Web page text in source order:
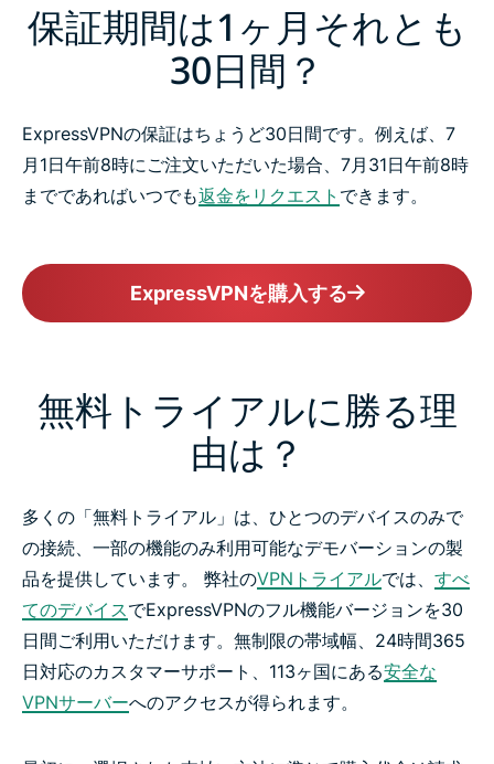
保証期間は1ヶ月それとも
30日間？
ExpressVPNの保証はちょうど30日間です。例えば、7
月1日午前8時にご注文いただいた場合、7月31日午前8時
までであればいつでも返金をリクエスト できます。
ExpressVPNを購入する
無料トライアルに勝る理
由は？
多くの「無料トライアル」は、ひとつのデバイスのみで
の接続、一部の機能のみ利用可能なデモバーションの製
品を提供しています。 弊社のVPNトライアルでは、 すべ
てのデバイスでExpressVPNのフル機能バージョンを30
日間ご利用いただけます。無制限の帯域幅、24時間365
日対応のカスタマーサポート、113ヶ国にある安全な
VPNサーバーへのアクセスが得られます。